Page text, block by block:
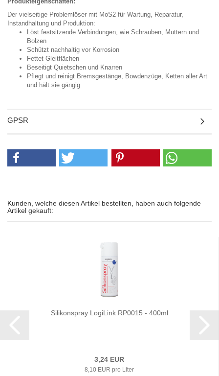
Der vielseitige Problemlöser mit MoS2 für Wartung, Reparatur,
Instandhaltung und Produktion:
Löst festsitzende Verbindungen, wie Schrauben, Muttern und
Bolzen
Schützt nachhaltig vor Korrosion
Fettet Gleitflächen
Beseitigt Quietschen und Knarren
Pflegt und reinigt Bremsgestänge, Bowdenzüge, Ketten aller Art
und hält sie gängig
GPSR
Kunden, welche diesen Artikel bestellten, haben auch folgende
Artikel gekauft:
Silikonspray LogiLink RP0015 - 400ml
3,24 EUR
8,10 EUR pro Liter